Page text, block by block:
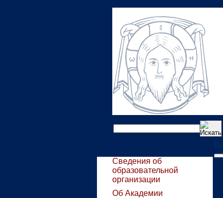
Сведения об
образовательной
организации
Об Академии